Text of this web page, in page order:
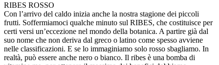
RIBES ROSSO
Con l’arrivo del caldo inizia anche la nostra stagione dei piccoli
frutti. Soffermiamoci qualche minuto sul RIBES, che costituisce per
certi versi un’eccezione nel mondo della botanica. A partire già dal
suo nome che non deriva dal greco o latino come spesso avviene
nelle classificazioni. E se lo immaginiamo solo rosso sbagliamo. In
realtà, può essere anche nero o bianco. Il ribes è una bomba di